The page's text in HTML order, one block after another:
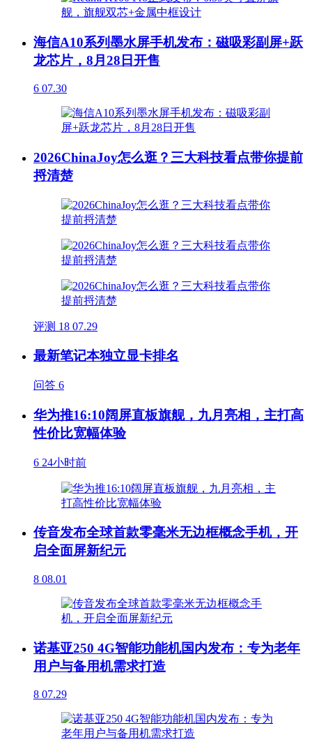
海信A10系列墨水屏手机发布：磁吸彩副屏+跃
龙芯片，8月28日开售
6 07.30
2026ChinaJoy怎么逛？三大科技看点带你提前
捋清楚
评测 18 07.29
最新笔记本独立显卡排名
问答 6
华为推16:10阔屏直板旗舰，九月亮相，主打高
性价比宽幅体验
6 24小时前
传音发布全球首款零毫米无边框概念手机，开
启全面屏新纪元
8 08.01
诺基亚250 4G智能功能机国内发布：专为老年
用户与备用机需求打造
8 07.29